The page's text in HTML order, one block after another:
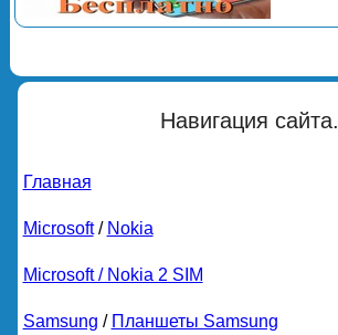
Навигация сайта.
Главная
Microsoft/ Nokia
Microsoft / Nokia 2 SIM
Samsung / Планшеты Samsung